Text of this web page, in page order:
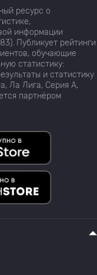
ресурс о
информации
Публикует рейтинги
обучающие
статистику:
и статистику
Ла Лига, Серия А,
партнёром